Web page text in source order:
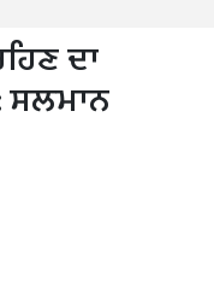
ਦਾ
ਸਲਮਾਨ